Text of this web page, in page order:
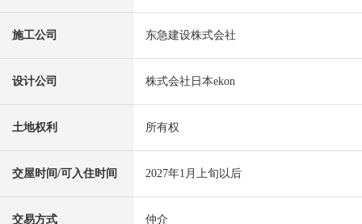
施工公司 东急建设株式会社
设计公司 株式会社日本ekon
土地权利 所有权
交屋时间/可入住时间 2027年1月上旬以后
交易方式 仲介